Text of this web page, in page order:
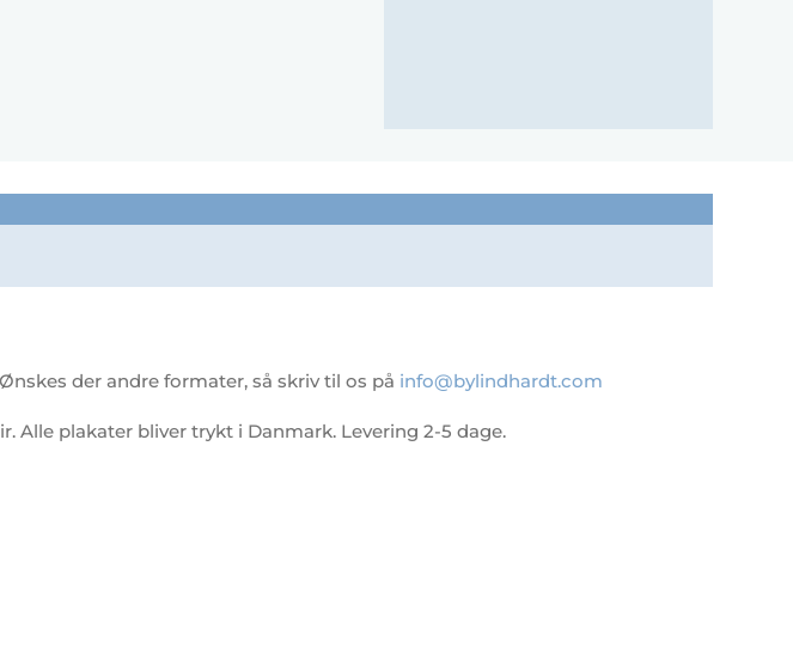
der andre formater, så skriv til os på info@bylindhardt.com
Alle plakater bliver trykt i Danmark. Levering 2-5 dage.